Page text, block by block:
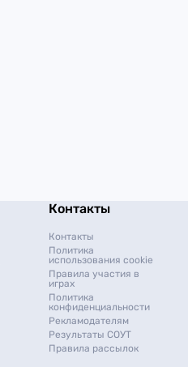
Контакты
Контакты
Политика
использования cookie
Правила участия в
играх
Политика
конфиденциальности
Рекламодателям
Результаты СОУТ
Правила рассылок